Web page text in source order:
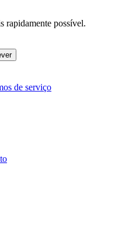
rapidamente possível.
de serviço